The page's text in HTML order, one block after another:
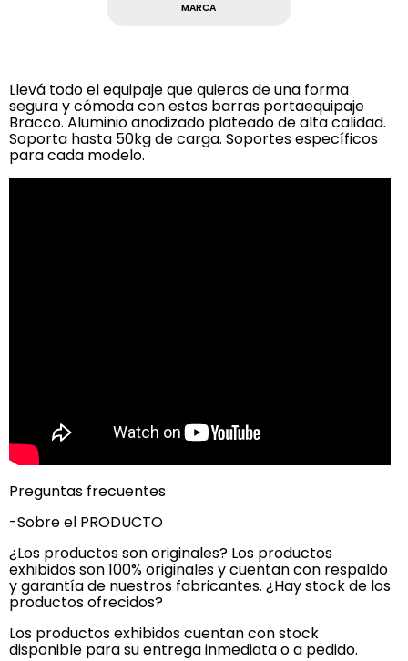
MARCA
Llevá todo el equipaje que quieras de una forma
segura y cómoda con estas barras portaequipaje
Bracco. Aluminio anodizado plateado de alta calidad.
Soporta hasta 50kg de carga. Soportes específicos
para cada modelo.
Preguntas frecuentes
-Sobre el PRODUCTO
¿Los productos son originales? Los productos
exhibidos son 100% originales y cuentan con respaldo
y garantía de nuestros fabricantes. ¿Hay stock de los
productos ofrecidos?
Los productos exhibidos cuentan con stock
disponible para su entrega inmediata o a pedido.